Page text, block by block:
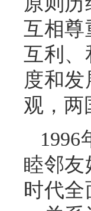
互相尊
互利、
度和
观，两
睦邻友
时代